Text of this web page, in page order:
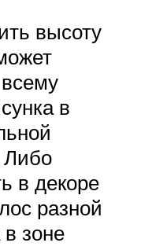
высоту
в
Либо
в декоре
разной
зоне